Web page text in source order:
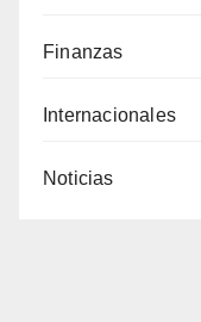
Finanzas
Internacionales
Noticias